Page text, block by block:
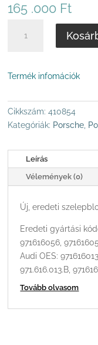
165 .000 Ft
TAYCAN
MENNYISÉG
Termék infomációk
Cikkszám:410854
Kategóriák: Porsche
Leírás
Vélemények (0)
Új, eredeti
Eredeti gyártási
971616056,
Audi OES:
971.616.013.B,
Tovább olvasom